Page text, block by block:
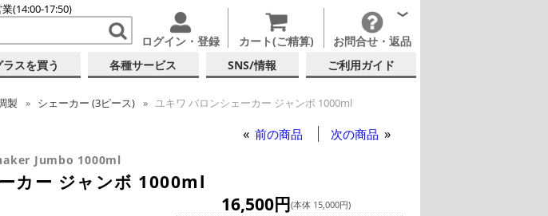
(14:00-17:50)
ログイン・登録 カート(ご精算) お問合せ・返品
ラスを買う 各種サービス SNS/情報 ご利用ガイド
製 シェーカー (3ピース) ユキワ バロンシェーカー ジャンボ 1000ml
前の商品 次の商品
Jumbo 1000ml
カー ジャンボ 1000ml
16,500円(本体 15,000円)